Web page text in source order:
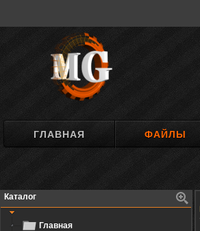
ГЛАВНАЯ ФАЙЛЫ
Каталог
Главная